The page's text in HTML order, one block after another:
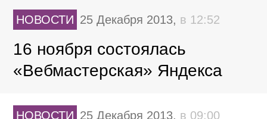
НОВОСТИ 25 Декабря 2013, в 12:52
16 ноября состоялась
«Вебмастерская» Яндекса
НОВОСТИ 25 Декабря 2013, в 09:00